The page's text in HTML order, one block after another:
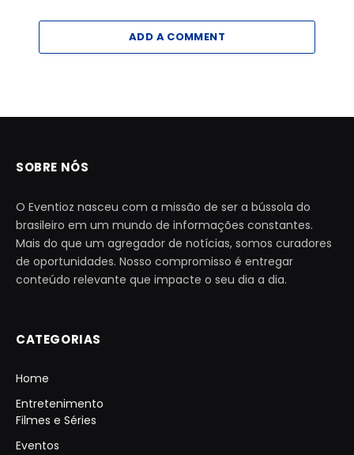
ADD A COMMENT
SOBRE NÓS
O Eventioz nasceu com a missão de ser a bússola do
brasileiro em um mundo de informações constantes.
Mais do que um agregador de notícias, somos curadores
de oportunidades. Nosso compromisso é entregar
conteúdo relevante que impacte o seu dia a dia.
CATEGORIAS
Home
Entretenimento
Filmes e Séries
Eventos